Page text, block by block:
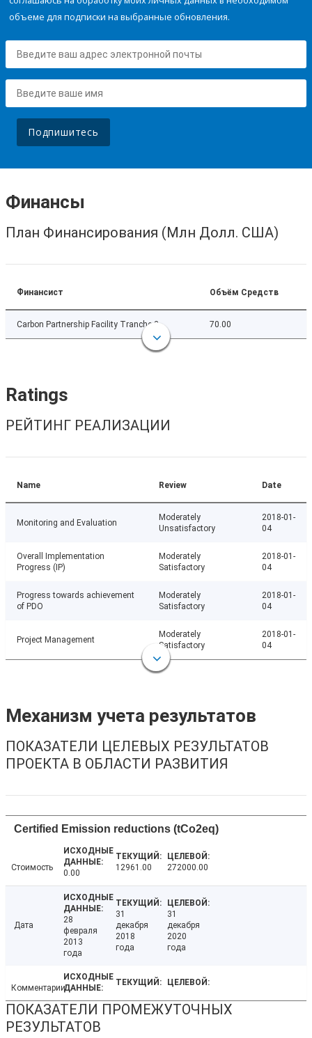
объеме для подписки на выбранные обновления.
Подпишитесь
Финансы
План Финансирования (Млн Долл. США)
Финансист Объём Средств
Carbon Partnership Facility Tranche 2 70.00
Ratings
РЕЙТИНГ РЕАЛИЗАЦИИ
Name Review Date
Monitoring and Evaluation
Moderately
Unsatisfactory
2018-01-
04
Overall Implementation
Progress (IP)
Moderately
Satisfactory
2018-01-
04
Progress towards achievement
of PDO
Moderately
Satisfactory
2018-01-
04
Project Management
Moderately
Satisfactory
2018-01-
04
Механизм учета результатов
ПОКАЗАТЕЛИ ЦЕЛЕВЫХ РЕЗУЛЬТАТОВ
ПРОЕКТА В ОБЛАСТИ РАЗВИТИЯ
Certified Emission reductions (tCo2eq)
Стоимость
0.00
12961.00 272000.00
Дата
28
февраля
2013
года
31
декабря
2018
года
31
декабря
2020
года
Комментарии
ПОКАЗАТЕЛИ ПРОМЕЖУТОЧНЫХ
РЕЗУЛЬТАТОВ